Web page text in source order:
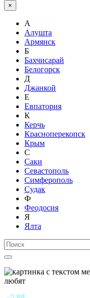
×
А
Алушта
Армянск
Б
Бахчисарай
Белогорск
Д
Джанкой
Е
Евпатория
К
Керчь
Красноперекопск
Крым
С
Саки
Севастополь
Симферополь
Судак
Ф
Феодосия
Я
Ялта
любят